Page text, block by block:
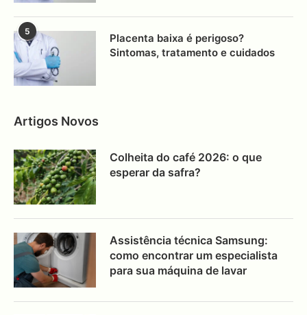
5
Placenta baixa é perigoso?
Sintomas, tratamento e cuidados
Artigos Novos
Colheita do café 2026: o que
esperar da safra?
Assistência técnica Samsung:
como encontrar um especialista
para sua máquina de lavar